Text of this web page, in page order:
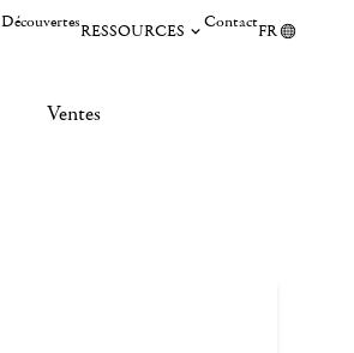
DécouvertesRESSOURCES ContactFR
Ventes